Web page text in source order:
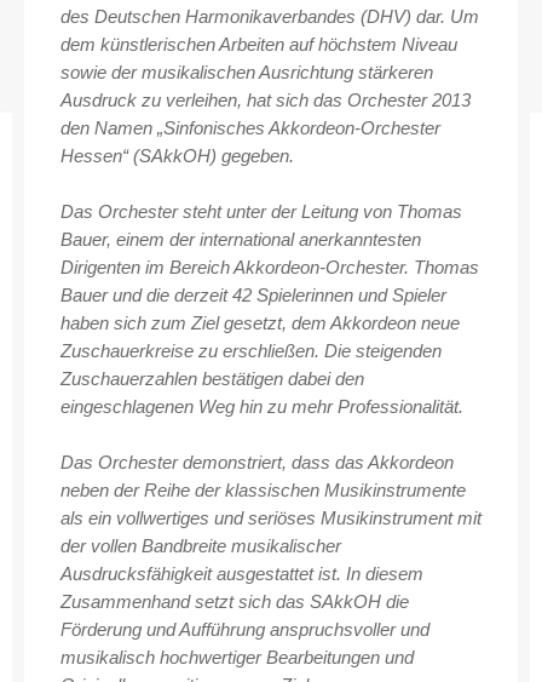
des Deutschen Harmonikaverbandes (DHV) dar. Um
dem künstlerischen Arbeiten auf höchstem Niveau
sowie der musikalischen Ausrichtung stärkeren
Ausdruck zu verleihen, hat sich das Orchester 2013
den Namen „Sinfonisches Akkordeon-Orchester
Hessen“ (SAkkOH) gegeben.
Das Orchester steht unter der Leitung von Thomas
Bauer, einem der international anerkanntesten
Dirigenten im Bereich Akkordeon-Orchester. Thomas
Bauer und die derzeit 42 Spielerinnen und Spieler
haben sich zum Ziel gesetzt, dem Akkordeon neue
Zuschauerkreise zu erschließen. Die steigenden
Zuschauerzahlen bestätigen dabei den
eingeschlagenen Weg hin zu mehr Professionalität.
Das Orchester demonstriert, dass das Akkordeon
neben der Reihe der klassischen Musikinstrumente
als ein vollwertiges und seriöses Musikinstrument mit
der vollen Bandbreite musikalischer
Ausdrucksfähigkeit ausgestattet ist. In diesem
Zusammenhand setzt sich das SAkkOH die
Förderung und Aufführung anspruchsvoller und
musikalisch hochwertiger Bearbeitungen und